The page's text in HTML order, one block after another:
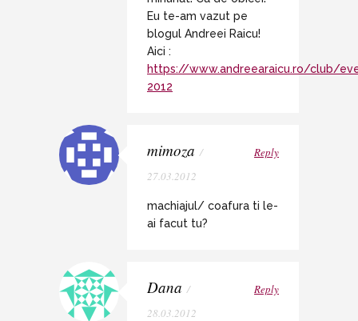
Eu te-am vazut pe
blogul Andreei Raicu!
Aici :
https://www.andreearaicu.ro/club/
2012
mimoza /
27.03.2012
Reply
machiajul/ coafura ti le-
ai facut tu?
Dana /
28.03.2012
Reply